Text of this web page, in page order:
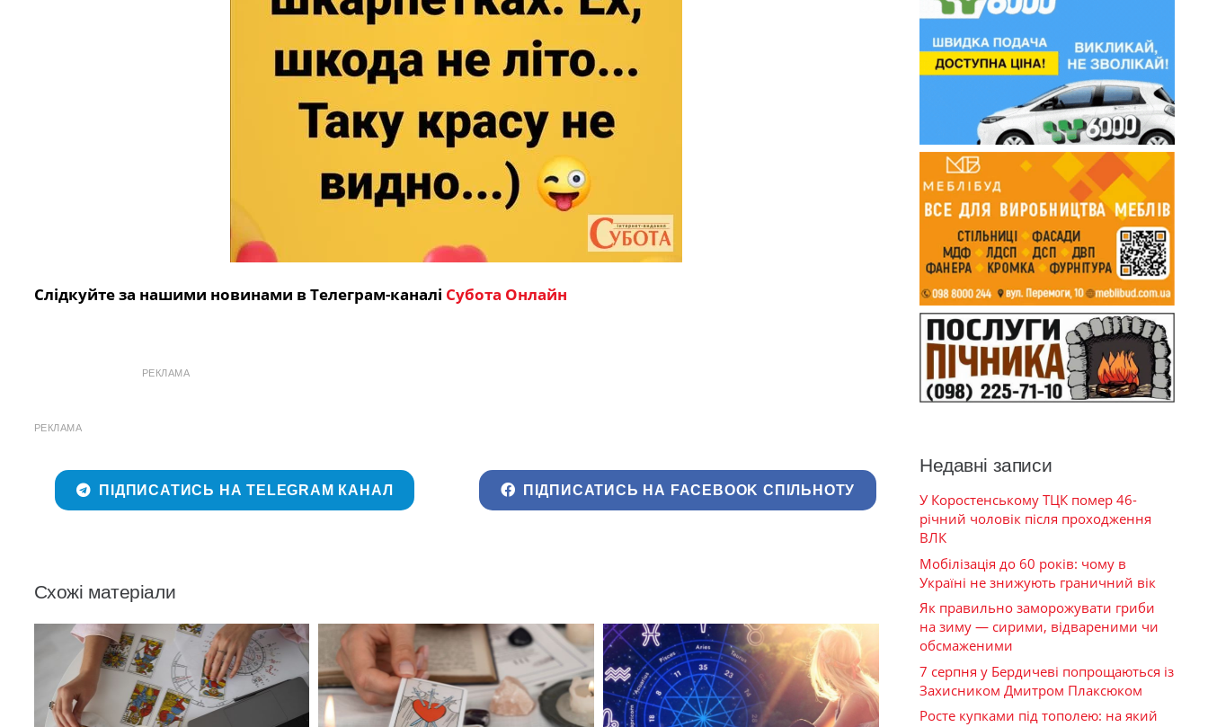
Слідкуйте за нашими новинами в Телеграм-каналі Субота Онлайн
РЕКЛАМА
РЕКЛАМА
ПІДПИСАТИСЬ НА TELEGRAM КАНАЛ ПІДПИСАТИСЬ НА FACEBOOK СПІЛЬНОТУ
Схожі матеріали
Недавні записи
У Коростенському ТЦК помер 46-
річний чоловік після проходження
ВЛК
Мобілізація до 60 років: чому в
Україні не знижують граничний вік
Як правильно заморожувати гриби
на зиму — сирими, відвареними чи
обсмаженими
7 серпня у Бердичеві попрощаються із
Захисником Дмитром Плаксюком
Росте купками під тополею: на який